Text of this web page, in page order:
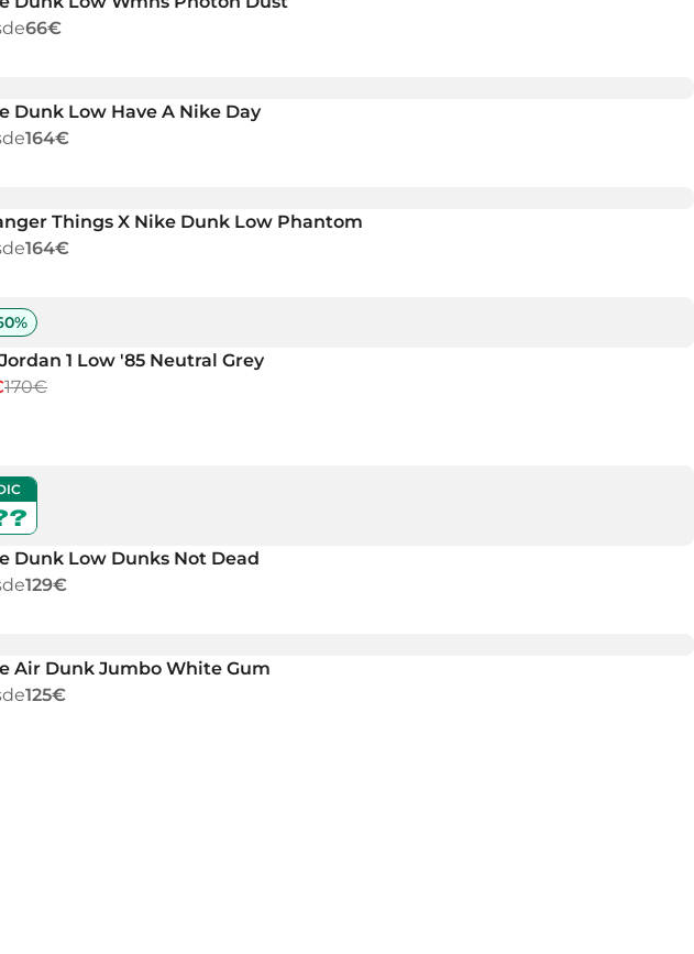
66€
Dunk Low Have A Nike Day
164€
Things X Nike Dunk Low Phantom
164€
%
1 Low '85 Neutral Grey
170€
Dunk Low Dunks Not Dead
129€
Air Dunk Jumbo White Gum
125€